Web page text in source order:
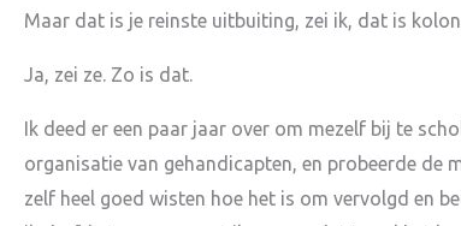
Maar dat is je reinste uitbuiting, zei ik, dat is
Ja, zei ze. Zo is dat.
Ik deed er een paar jaar over om mezelf bij te
organisatie van gehandicapten, en probeerde de
zelf heel goed wisten hoe het is om vervolgd en